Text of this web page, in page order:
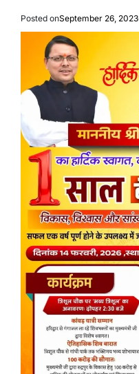
Posted onSeptember 26, 2023